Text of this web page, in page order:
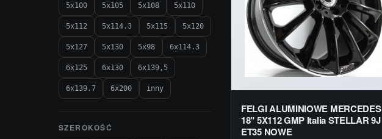
5x100 5x105 5x108 5x110
5x112 5x114.3 5x115 5x120
5x127 5x130 5x98 6x114.3
6x125 6x130 6x139,5
6x139.7 6x200 inny
SZEROKOŚĆ
FELGI ALUMINIOWE MERCEDES
18" 5X112 GMP Italia STELLAR 9J
ET35 NOWE